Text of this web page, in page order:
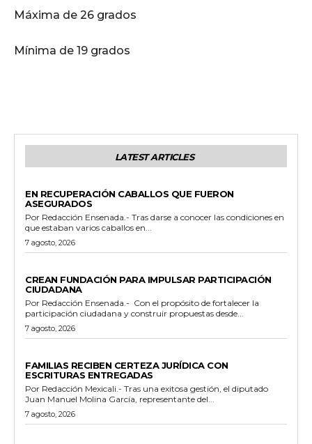
Máxima de 26 grados
Mínima de 19 grados
LATEST ARTICLES
EN RECUPERACIÓN CABALLOS QUE FUERON
ASEGURADOS
Por Redacción Ensenada.- Tras darse a conocer las condiciones en
que estaban varios caballos en...
7 agosto, 2026
CREAN FUNDACIÓN PARA IMPULSAR PARTICIPACIÓN
CIUDADANA
Por Redacción Ensenada.- Con el propósito de fortalecer la
participación ciudadana y construir propuestas desde...
7 agosto, 2026
FAMILIAS RECIBEN CERTEZA JURÍDICA CON
ESCRITURAS ENTREGADAS
Por Redacción Mexicali.- Tras una exitosa gestión, el diputado
Juan Manuel Molina García, representante del...
7 agosto, 2026